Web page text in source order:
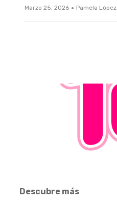
Marzo 25, 2026 · Pamela López
Descubre más